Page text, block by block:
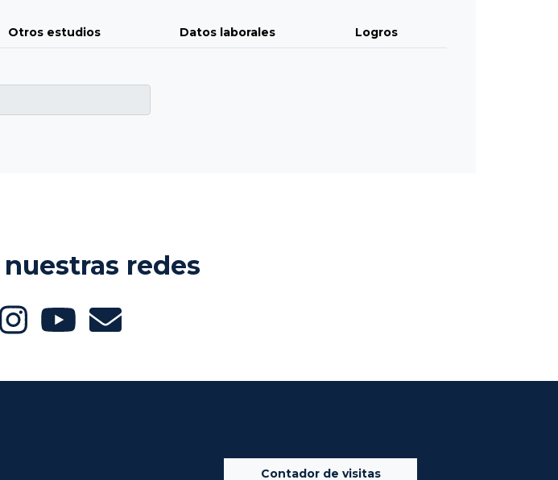
Otros estudios Datos laborales Logros
redes
Contador de visitas